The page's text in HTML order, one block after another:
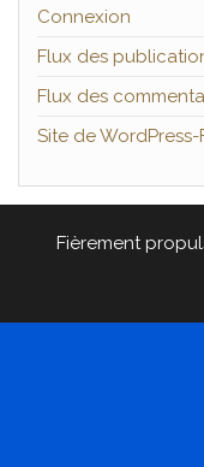
Connexion
Flux des
Flux des
Site de WordPress-
Fièrement